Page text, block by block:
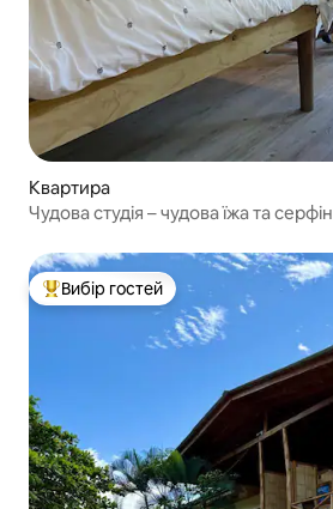
Квартира
Чудова студія – чудова їжа та
Топ вибір гостей
Вибір гостей